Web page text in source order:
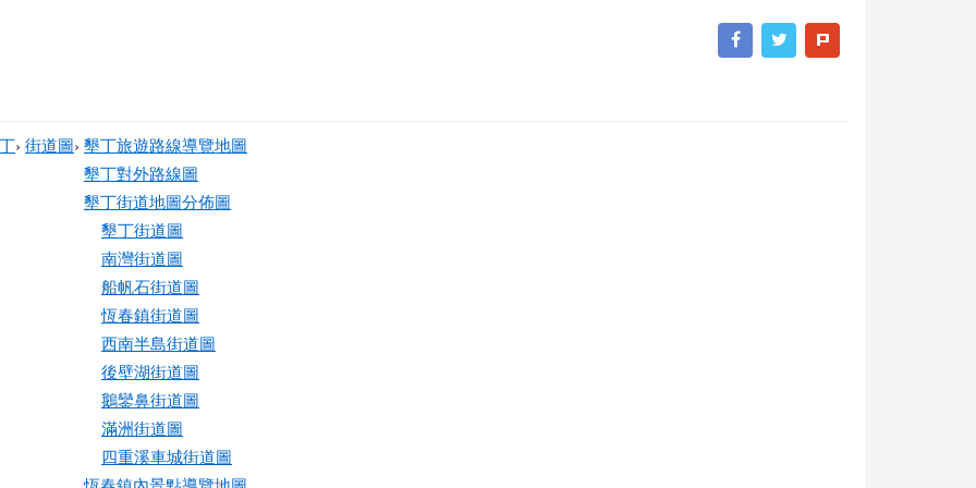
› 街道圖› 墾丁旅遊路線導覽地圖
墾丁對外路線圖
墾丁街道地圖分佈圖
墾丁街道圖
南灣街道圖
船帆石街道圖
恆春鎮街道圖
西南半島街道圖
後壁湖街道圖
鵝鑾鼻街道圖
滿洲街道圖
四重溪車城街道圖